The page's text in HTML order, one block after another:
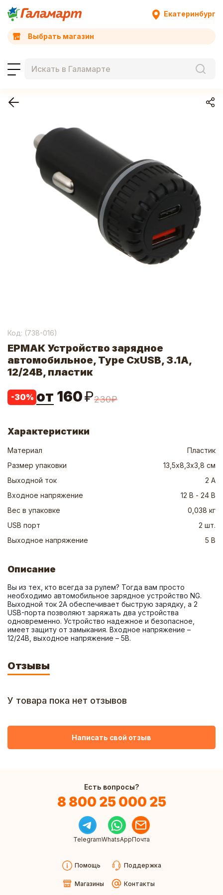
Екатеринбург
Выбрать магазин
Код: (738-016)
ЕРМАК Устройство зарядное
автомобильное, Type CxUSB, 3.1А,
12/24В, пластик
-30% от 160₽230₽
Характеристики
Материал
Пластик
Размер упаковки
13,5х8,3х3,8 см
Выходной ток
2 А
Входное напряжение
12 В - 24 В
Вес в упаковке
0,038 кг
USB порт
2 шт.
Выходное напряжение
5 В
Описание
Вы из тех, кто всегда за рулем? Тогда вам просто
необходимо автомобильное зарядное устройство NG.
Выходной ток 2A обеспечивает быструю зарядку, а 2
USB-порта позволяют заряжать два устройства
одновременно. Устройство надежное и безопасное,
имеет защиту от замыкания. Входное напряжение –
12/24В, выходное напряжение – 5В.
Отзывы
У товара пока нет отзывов
Написать свой отзыв
Есть вопросы?
8 800 25 000 25
TelegramWhatsAppПочта
Помощь Поддержка
Магазины Контакты